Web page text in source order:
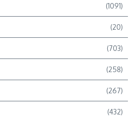
(1091)
(20)
(703)
(258)
(267)
(432)